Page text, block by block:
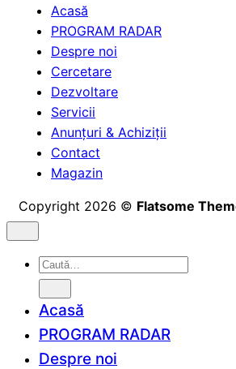
Acasă
PROGRAM RADAR
Despre noi
Cercetare
Dezvoltare
Servicii
Anunțuri & Achiziții
Contact
Magazin
Copyright 2026 © Flatsome
Caută
după:
Acasă
PROGRAM RADAR
Despre noi